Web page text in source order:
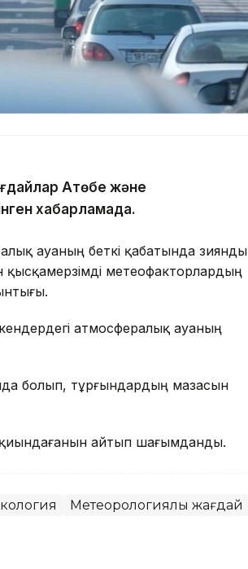
Ақтөбе және
хабарламада.
ауаның беткі қабатында зиянды
метеофакторлардың
атмосфералық ауаның
болып, тұрғындардың мазасын
айтып шағымданды.
Метеорологиялық жағдай